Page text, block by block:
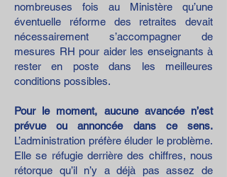
nombreuses fois au Ministère qu’une
éventuelle réforme des retraites devait
nécessairement s’accompagner de
mesures RH pour aider les enseignants à
rester en poste dans les meilleures
conditions possibles.
Pour le moment, aucune avancée n’est
prévue ou annoncée dans ce sens.
L’administration préfère éluder le problème.
Elle se réfugie derrière des chiffres, nous
rétorque qu’il n’y a déjà pas assez de